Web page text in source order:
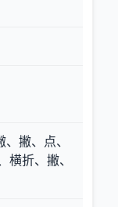
撇、点、
横折、撇、